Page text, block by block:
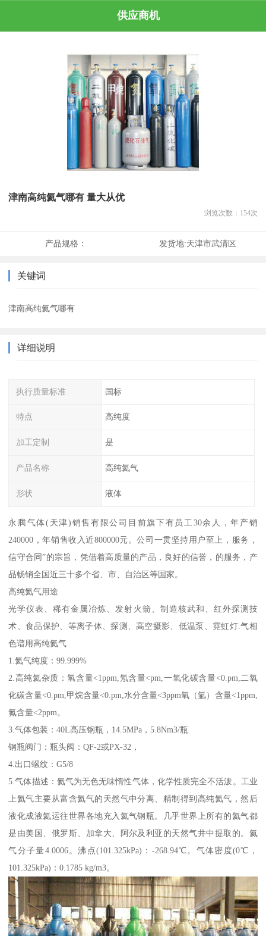
供应商机
津南高纯氦气哪有 量大从优
浏览次数： 154次
产品规格： 发货地:天津市武清区
关键词
津南高纯氦气哪有
详细说明
执行质量标准 国标
特点 高纯度
加工定制 是
产品名称 高纯氦气
形状 液体
永腾气体(天津)销售有限公司目前旗下有员工30余人，年产销
240000，年销售收入近800000元。公司一贯坚持用户至上，服务，
信守合同”的宗旨，凭借着高质量的产品，良好的信誉，的服务，产
品畅销全国近三十多个省、市、自治区等国家。
高纯氦气用途
光学仪表、稀有金属冶炼、发射火箭、制造核武和、红外探测技
术、食品保护、等离子体、探测、高空摄影、低温泵、霓虹灯.气相
色谱用高纯氦气
1.氦气纯度：99.999%
2.高纯氦杂质：氢含量<1ppm,氖含量<pm,一氧化碳含量<0.pm,二氧
化碳含量<0.pm,甲烷含量<0.pm,水分含量<3ppm氧（氩）含量<1ppm,
氮含量<2ppm。
3.气体包装：40L高压钢瓶，14.5MPa，5.8Nm3/瓶
钢瓶阀门：瓶头阀：QF-2或PX-32，
4.出口螺纹：G5/8
5.气体描述：氦气为无色无味惰性气体，化学性质完全不活泼。工业
上氦气主要从富含氦气的天然气中分离、精制得到高纯氦气，然后
液化成液氦运往世界各地充入氦气钢瓶。几乎世界上所有的氦气都
是由美国、俄罗斯、加拿大、阿尔及利亚的天然气井中提取的。氦
气分子量4.0006。沸点(101.325kPa)：-268.94℃。气体密度(0℃，
101.325kPa)：0.1785 kg/m3。